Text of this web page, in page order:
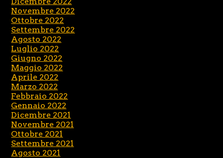
Novembre 2022
Ottobre 2022
Settembre 2022
Agosto 2022
Luglio 2022
Giugno 2022
Maggio 2022
Aprile 2022
Marzo 2022
Febbraio 2022
Gennaio 2022
Dicembre 2021
Novembre 2021
Ottobre 2021
Settembre 2021
Agosto 2021